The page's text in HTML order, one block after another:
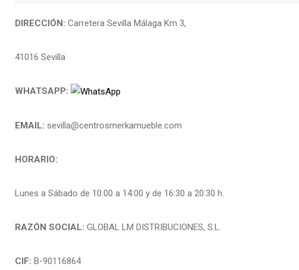
DIRECCIÓN: Carretera Sevilla Málaga Km 3,
41016 Sevilla
WHATSAPP:
EMAIL: sevilla@centrosmerkamueble.com
HORARIO:
Lunes a Sábado de 10:00 a 14:00 y de 16:30 a 20:30 h.
RAZÓN SOCIAL: GLOBAL LM DISTRIBUCIONES, S.L.
CIF: B-90116864